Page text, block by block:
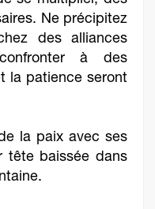
Ne précipitez
des alliances
à des
la patience seront
la paix avec ses
tête baissée dans